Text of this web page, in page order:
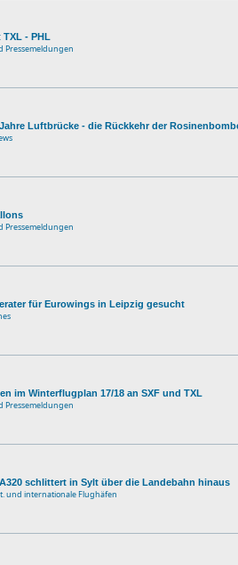
- PHL
Pressemeldungen
Jahre Luftbrücke - die Rückkehr der
Pressemeldungen
für Eurowings in Leipzig gesucht
im Winterflugplan 17/18 an SXF und TXL
Pressemeldungen
schlittert in Sylt über die Landebahn hinaus
und internationale Flughäfen